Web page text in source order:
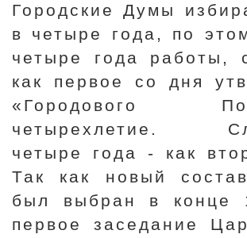
Городские Думы
в четыре года, по
четыре года работы,
как первое со дня
«Городового
четырехлетие.
четыре года - как
Так как новый
был выбран в конце
первое заседание